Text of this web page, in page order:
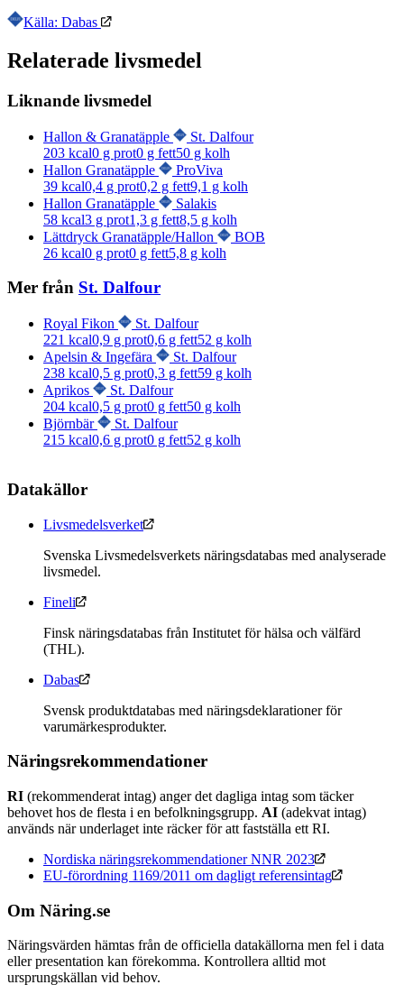
Källa: Dabas
Relaterade livsmedel
Liknande livsmedel
Hallon & Granatäpple
St. Dalfour
203 kcal0 g prot0 g fett50 g kolh
Hallon Granatäpple
ProViva
39 kcal0,4 g prot0,2 g fett9,1 g kolh
Hallon Granatäpple
Salakis
58 kcal3 g prot1,3 g fett8,5 g kolh
Lättdryck Granatäpple/Hallon
BOB
26 kcal0 g prot0 g fett5,8 g kolh
Mer från St. Dalfour
Royal Fikon
St. Dalfour
221 kcal0,9 g prot0,6 g fett52 g kolh
Apelsin & Ingefära
St. Dalfour
238 kcal0,5 g prot0,3 g fett59 g kolh
Aprikos
St. Dalfour
204 kcal0,5 g prot0 g fett50 g kolh
Björnbär
St. Dalfour
215 kcal0,6 g prot0 g fett52 g kolh
Datakällor
Livsmedelsverket
Svenska Livsmedelsverkets näringsdatabas med analyserade
livsmedel.
Fineli
Finsk näringsdatabas från Institutet för hälsa och välfärd
(THL).
Dabas
Svensk produktdatabas med näringsdeklarationer för
varumärkesprodukter.
Näringsrekommendationer
RI (rekommenderat intag) anger det dagliga intag som täcker
behovet hos de flesta i en befolkningsgrupp. AI (adekvat intag)
används när underlaget inte räcker för att fastställa ett RI.
Nordiska näringsrekommendationer NNR 2023
EU-förordning 1169/2011 om dagligt referensintag
Om Näring.se
Näringsvärden hämtas från de officiella datakällorna men fel i data
eller presentation kan förekomma. Kontrollera alltid mot
ursprungskällan vid behov.